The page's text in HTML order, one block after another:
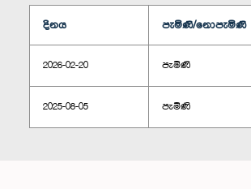
දිනය පැමිණි/නොපැමිණි
2026-02-20 පැමිණි
2025-08-05 පැමිණි